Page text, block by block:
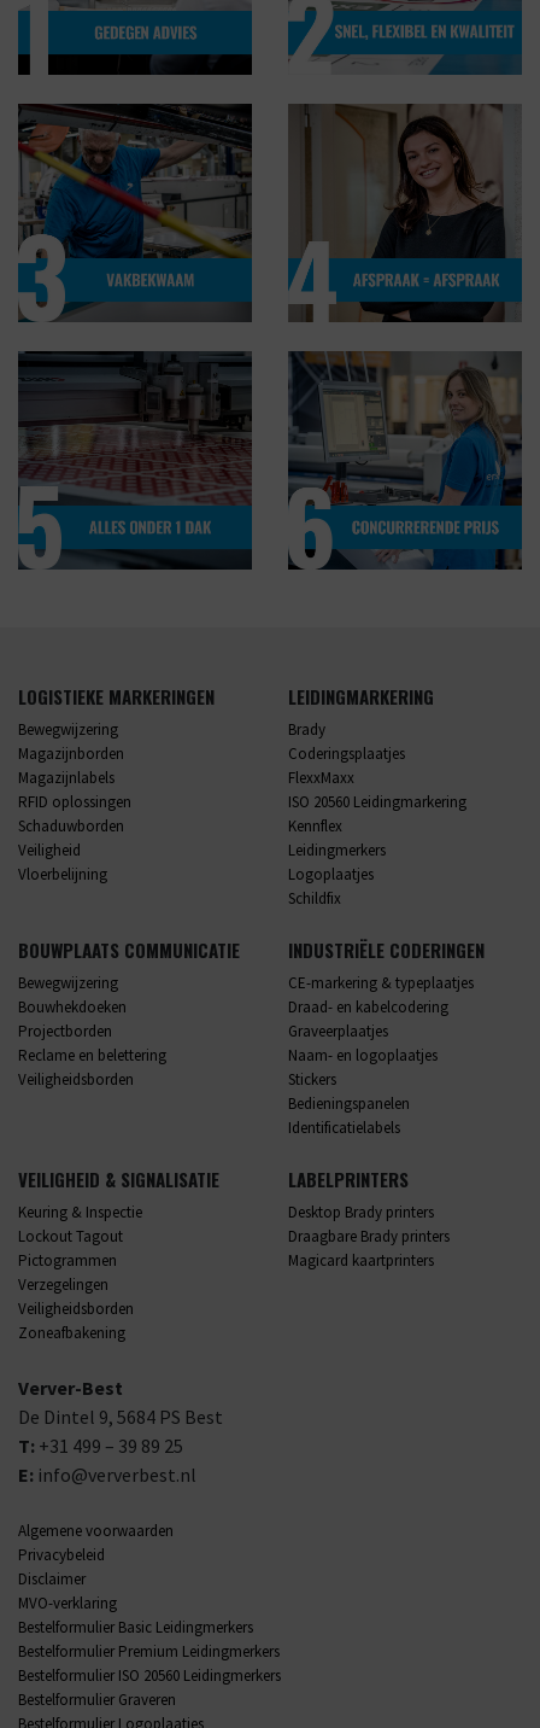
LOGISTIEKE MARKERINGEN
Bewegwijzering
Magazijnborden
Magazijnlabels
RFID oplossingen
Schaduwborden
Veiligheid
Vloerbelijning
LEIDINGMARKERING
Brady
Coderingsplaatjes
FlexxMaxx
ISO 20560 Leidingmarkering
Kennflex
Leidingmerkers
Logoplaatjes
Schildfix
BOUWPLAATS COMMUNICATIE
Bewegwijzering
Bouwhekdoeken
Projectborden
Reclame en belettering
Veiligheidsborden
INDUSTRIËLE CODERINGEN
CE-markering & typeplaatjes
Draad- en kabelcodering
Graveerplaatjes
Naam- en logoplaatjes
Stickers
Bedieningspanelen
Identificatielabels
VEILIGHEID & SIGNALISATIE
Keuring & Inspectie
Lockout Tagout
Pictogrammen
Verzegelingen
Veiligheidsborden
Zoneafbakening
LABELPRINTERS
Desktop Brady printers
Draagbare Brady printers
Magicard kaartprinters
Verver-Best
De Dintel 9, 5684 PS Best
T: +31 499 – 39 89 25
E: info@ververbest.nl
Algemene voorwaarden
Privacybeleid
Disclaimer
MVO-verklaring
Bestelformulier Basic Leidingmerkers
Bestelformulier Premium Leidingmerkers
Bestelformulier ISO 20560 Leidingmerkers
Bestelformulier Graveren